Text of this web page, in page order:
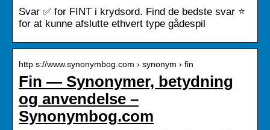
Svar ✅ for FINT i krydsord. Find de bedste svar ⭐
for at kunne afslutte ethvert type gådespil
http s://www.synonymbog.com › synonym › fin
Fin — Synonymer, betydning
og anvendelse –
Synonymbog.com